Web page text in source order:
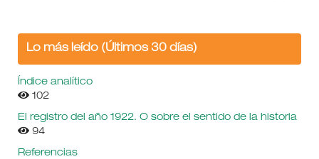
Lo más leído (Últimos 30 días)
Índice analítico
102
El registro del año 1922. O sobre el sentido de la historia
94
Referencias